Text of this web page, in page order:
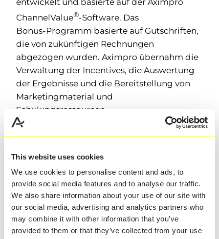
This website uses cookies
We use cookies to personalise content and ads, to
provide social media features and to analyse our traffic.
We also share information about your use of our site with
our social media, advertising and analytics partners who
may combine it with other information that you’ve
provided to them or that they’ve collected from your use
ChannelValue®‑Software. Das
Bonus‑Programm basierte auf Gutschriften,
die von zukünftigen Rechnungen
abgezogen wurden. Aximpro übernahm die
Verwaltung der Incentives, die Auswertung
der Ergebnisse und die Bereitstellung von
Marketingmaterial und
Schulungsressourcen.
Das Projekt wurde termingerecht
Fachhändler für Ingram Micro stieg, was sich
in höheren Bestellvolumina und positiven
Interaktionen zeigte. Die Kommunikation
zwischen Fachhändlern und Ingram Micro
wurde positiv bewertet. Ingram Micro
erfüllte alle Cisco-Zielvorgaben und die